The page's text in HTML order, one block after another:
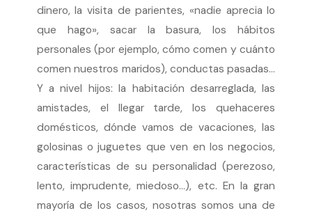
dinero, la visita de parientes, «nadie aprecia lo
que hago», sacar la basura, los hábitos
personales (por ejemplo, cómo comen y cuánto
comen nuestros maridos), conductas pasadas…
Y a nivel hijos: la habitación desarreglada, las
amistades, el llegar tarde, los quehaceres
domésticos, dónde vamos de vacaciones, las
golosinas o juguetes que ven en los negocios,
características de su personalidad (perezoso,
lento, imprudente, miedoso…), etc. En la gran
mayoría de los casos, nosotras somos una de